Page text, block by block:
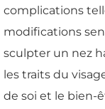
complications
modifications
sculpter un nez
les traits du
de soi et le bien-